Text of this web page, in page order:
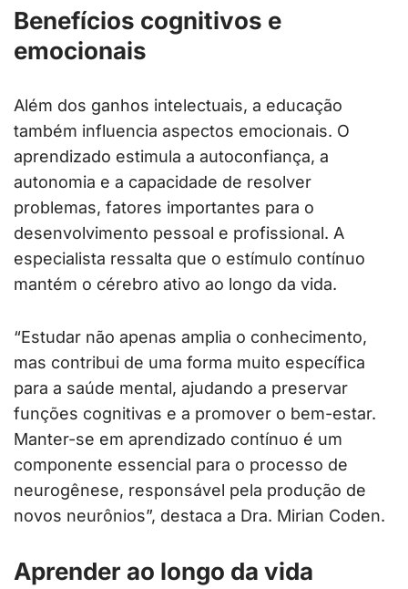
Benefícios cognitivos e
emocionais
Além dos ganhos intelectuais, a educação
também influencia aspectos emocionais. O
aprendizado estimula a autoconfiança, a
autonomia e a capacidade de resolver
problemas, fatores importantes para o
desenvolvimento pessoal e profissional. A
especialista ressalta que o estímulo contínuo
mantém o cérebro ativo ao longo da vida.
“Estudar não apenas amplia o conhecimento,
mas contribui de uma forma muito específica
para a saúde mental, ajudando a preservar
funções cognitivas e a promover o bem-estar.
Manter-se em aprendizado contínuo é um
componente essencial para o processo de
neurogênese, responsável pela produção de
novos neurônios”, destaca a Dra. Mirian Coden.
Aprender ao longo da vida